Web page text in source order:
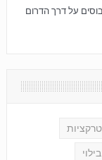
על דרך הדרום
בילוי